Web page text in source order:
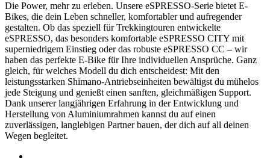
Die Power, mehr zu erleben. Unsere eSPRESSO-Serie bietet E-
Bikes, die dein Leben schneller, komfortabler und aufregender
gestalten. Ob das speziell für Trekkingtouren entwickelte
eSPRESSO, das besonders komfortable eSPRESSO CITY mit
superniedrigem Einstieg oder das robuste eSPRESSO CC – wir
haben das perfekte E-Bike für Ihre individuellen Ansprüche. Ganz
gleich, für welches Modell du dich entscheidest: Mit den
leistungsstarken Shimano-Antriebseinheiten bewältigst du mühelos
jede Steigung und genießt einen sanften, gleichmäßigen Support.
Dank unserer langjährigen Erfahrung in der Entwicklung und
Herstellung von Aluminiumrahmen kannst du auf einen
zuverlässigen, langlebigen Partner bauen, der dich auf all deinen
Wegen begleitet.